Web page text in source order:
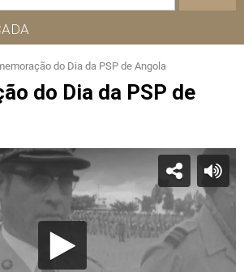
do Dia da PSP de Angola
do Dia da PSP de